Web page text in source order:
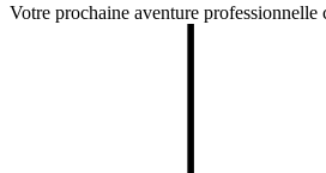
Votre prochaine aventure professionnelle